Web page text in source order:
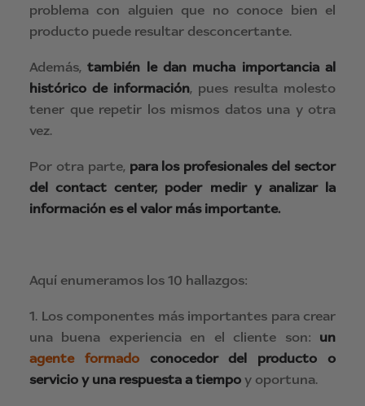
problema con alguien que no conoce bien el
producto puede resultar desconcertante.
Además,también le dan mucha importancia al
histórico de información, pues resulta molesto
tener que repetir los mismos datos una y otra
vez.
Por otra parte, para los profesionales del sector
del contact center, poder medir y analizar la
información es el valor más importante.
Aquí enumeramos los 10 hallazgos:
1. Los componentes más importantes para crear
una buena experiencia en el cliente son: un
agente formadoconocedor del producto o
servicio y una respuesta a tiempo y oportuna.